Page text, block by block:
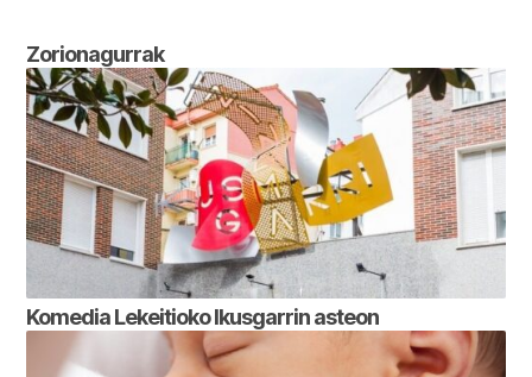
Zorionagurrak
Komedia Lekeitioko Ikusgarrin asteon